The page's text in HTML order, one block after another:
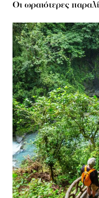
Οι ωραιότερες